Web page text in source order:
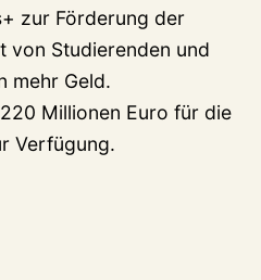
zur Förderung der
von Studierenden und
mehr Geld.
Millionen Euro für die
Verfügung.